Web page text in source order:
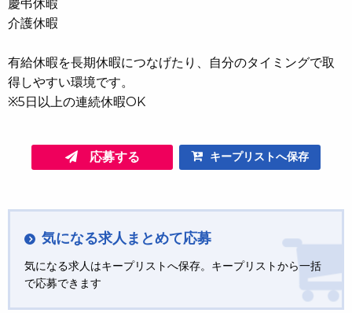
慶弔休暇
介護休暇
有給休暇を長期休暇につなげたり、自分のタイミングで取
得しやすい環境です。
※5日以上の連続休暇OK
応募する キープリストへ保存
気になる求人まとめて応募
気になる求人はキープリストへ保存。キープリストから一括
で応募できます